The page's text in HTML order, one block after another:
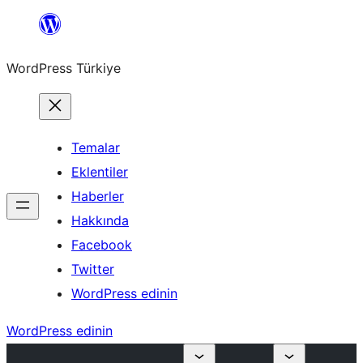
İçeriğe
WordPress Türkiye
Temalar
Eklentiler
Haberler
Hakkında
Facebook
Twitter
WordPress edinin
WordPress edinin